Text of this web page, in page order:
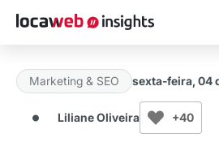
ARTIGOS
MATERIAIS GRATUITOS
Marketing & SEO sexta-feira, 04
Liliane Oliveira +40